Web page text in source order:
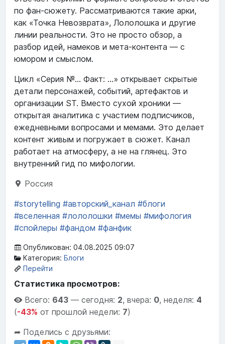
по фан-сюжету. Рассматриваются такие арки,
как «Точка Невозврата», Лололошка и другие
линии реальности. Это не просто обзор, а
разбор идей, намеков и мета-контента — с
юмором и смыслом.
Цикл «Серия №… Факт: …» открывает скрытые
детали персонажей, событий, артефактов и
организации ST. Вместо сухой хроники —
открытая аналитика с участием подписчиков,
ежедневными вопросами и мемами. Это делает
контент живым и погружает в сюжет. Канал
работает на атмосферу, а не на глянец. Это
внутренний гид по мифологии.
Россия
#storytelling #авторский_канал #блоги
#вселенная #лололошки #мемы #мифология
#спойлеры #фандом #фанфик
Опубликован: 04.08.2025 09:07
Категория: Блоги
Перейти
Статистика просмотров:
Всего: 643 — сегодня: 2, вчера: 0, неделя: 4
(-43% от прошлой недели: 7)
➦ Поделись с друзьями: